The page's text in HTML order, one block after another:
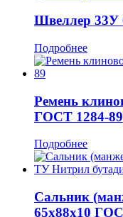
Швеллер 33У
Подробнее
Ремень
ГОСТ 1284-89
Подробнее
Сальник
65x88x10